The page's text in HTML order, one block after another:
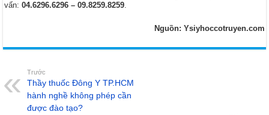
vấn:04.6296.6296 – 09.8259.8259.
Nguồn: Ysiyhoccotruyen.com
Trước
Thầy thuốc Đông Y TP.HCM
hành nghề không phép cần
được đào tạo?